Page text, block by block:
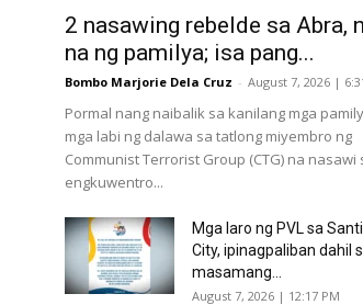
2 nasawing rebelde sa Abra,
na ng pamilya; isa pang...
Bombo Marjorie Dela Cruz - August 7, 2026 |
Pormal nang naibalik sa kanilang mga
mga labi ng dalawa sa tatlong miyembro ng
Communist Terrorist Group (CTG) na nasawi
engkuwentro...
Mga laro ng PVL sa
City, ipinagpaliban dahil
masamang...
August 7, 2026 | 12:17 PM